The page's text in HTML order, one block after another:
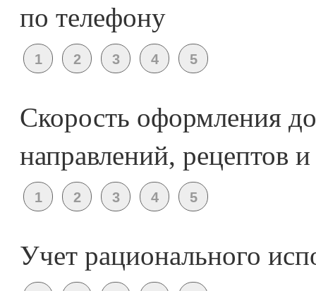
по телефону
Скорость оформления
направлений, рецептов
Учет рационального